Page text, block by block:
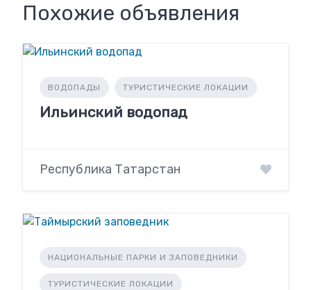
Похожие объявления
ВОДОПАДЫ ТУРИСТИЧЕСКИЕ ЛОКАЦИИ
Ильинский водопад
Республика Татарстан
НАЦИОНАЛЬНЫЕ ПАРКИ И ЗАПОВЕДНИКИ
ТУРИСТИЧЕСКИЕ ЛОКАЦИИ